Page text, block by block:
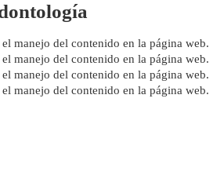
manejo del contenido en la página web.
manejo del contenido en la página web.
manejo del contenido en la página web.
manejo del contenido en la página web.